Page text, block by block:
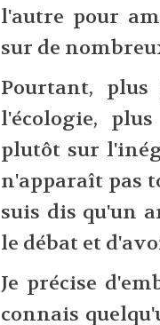
l'autre pour
sur de
Pourtant,
l'écologie,
plutôt sur
n'apparaît pas
suis dis qu'un
le débat et
Je précise
connais